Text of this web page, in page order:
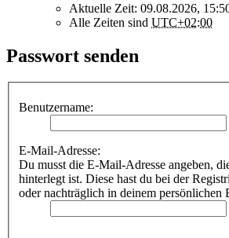
Aktuelle Zeit: 09.08.2026,
Alle Zeiten sind UTC+02:00
Passwort senden
Benutzername:
E-Mail-Adresse:
Du musst die E-Mail-Adresse angeben,
hinterlegt ist. Diese hast du bei der
oder nachträglich in deinem persönlichen